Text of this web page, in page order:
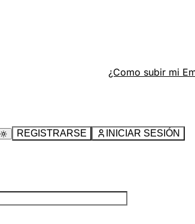
¿Como subir mi
REGISTRARSE INICIAR SESIÓN